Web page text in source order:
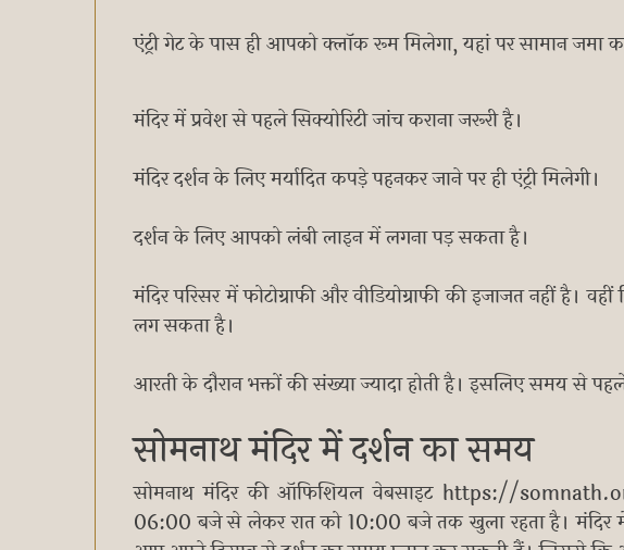
एंट्री गेट के पास ही आपको क्लॉक रूम मिलेगा, यहां पर सामान जमा
मंदिर में प्रवेश से पहले सिक्योरिटी जांच कराना जरूरी है।
मंदिर दर्शन के लिए मर्यादित कपड़े पहनकर जाने पर ही एंट्री मिलेगी।
दर्शन के लिए आपको लंबी लाइन में लगना पड़ सकता है।
मंदिर परिसर में फोटोग्राफी और वीडियोग्राफी की इजाजत नहीं है।
लग सकता है।
आरती के दौरान भक्तों की संख्या ज्यादा होती है। इसलिए समय से
सोमनाथ मंदिर में दर्शन का समय
सोमनाथ मंदिर की ऑफिशियल वेबसाइट https://
06:00 बजे से लेकर रात को 10:00 बजे तक खुला रहता है। मंदिर में